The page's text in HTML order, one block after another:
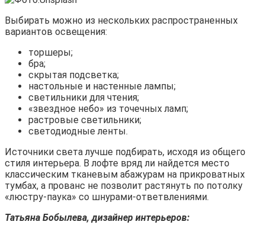
Выбирать можно из нескольких распространенных
вариантов освещения:
торшеры;
бра;
скрытая подсветка;
настольные и настенные лампы;
светильники для чтения;
«звездное небо» из точечных ламп;
растровые светильники;
светодиодные ленты.
Источники света лучше подбирать, исходя из общего
стиля интерьера. В лофте вряд ли найдется место
классическим тканевым абажурам на прикроватных
тумбах, а прованс не позволит растянуть по потолку
«люстру-паука» со шнурами-ответвлениями.
Татьяна Бобылева, дизайнер интерьеров: